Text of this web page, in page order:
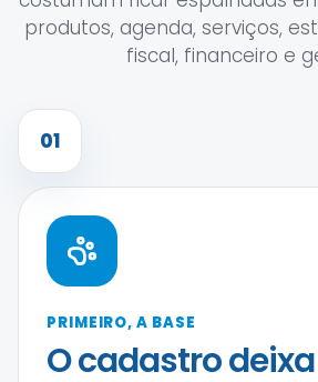
produtos, agenda, serviços,
fiscal, financeiro e
01
PRIMEIRO, A BASE
O cadastro